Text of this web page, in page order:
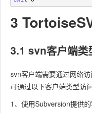
3
3.1 svn客户端类
svn客户端需要通过网络
可通过以下客户端类型访
1、使用Subversion提供